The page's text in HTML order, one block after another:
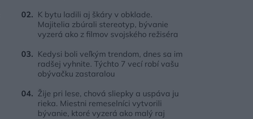
K bytu ladili aj škáry v obklade.
Majitelia zbúrali stereotyp, bývanie
vyzerá ako z filmov svojského režiséra
Kedysi boli veľkým trendom, dnes sa im
radšej vyhnite. Týchto 7 vecí robí vašu
obývačku zastaralou
Žije pri lese, chová sliepky a uspáva ju
rieka. Miestni remeselníci vytvorili
bývanie, ktoré vyzerá ako malý raj